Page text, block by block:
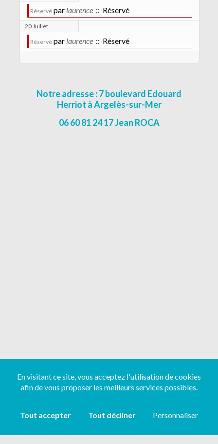
Réservé par laurence :: Réservé
20 Juillet
Réservé par laurence :: Réservé
Notre adresse : 7 boulevard Edouard
Herriot à Argelès-sur-Mer
06 60 81 24 17 Jean ROCA
Copyright ©2026
En visitant ce site, vous acceptez l'utilisation de cookies
afin de vous proposer les meilleurs services possibles.
Tout accepter Tout décliner Personnaliser